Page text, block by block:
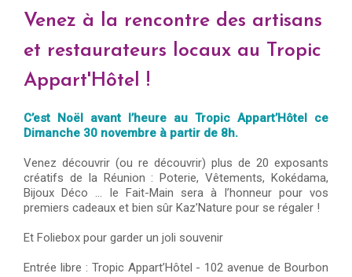
Venez à la rencontre des artisans
et restaurateurs locaux au Tropic
Appart'Hôtel !
C’est Noël avant l’heure au Tropic Appart’Hôtel ce
Dimanche 30 novembre à partir de 8h.
Venez découvrir (ou re découvrir) plus de 20 exposants
créatifs de la Réunion : Poterie, Vêtements, Kokédama,
Bijoux Déco … le Fait-Main sera à l’honneur pour vos
premiers cadeaux et bien sûr Kaz’Nature pour se régaler !
Et Foliebox pour garder un joli souvenir
Entrée libre : Tropic Appart’Hôtel - 102 avenue de Bourbon